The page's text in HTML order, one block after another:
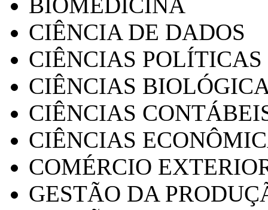
CIÊNCIA DE DADOS
CIÊNCIAS POLÍTICAS
CIÊNCIAS
CIÊNCIAS
CIÊNCIAS
COMÉRCIO
GESTÃO DA